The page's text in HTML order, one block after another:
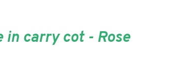
in carry cot - Rose